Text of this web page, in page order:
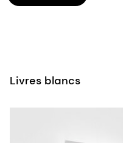
Livres blancs